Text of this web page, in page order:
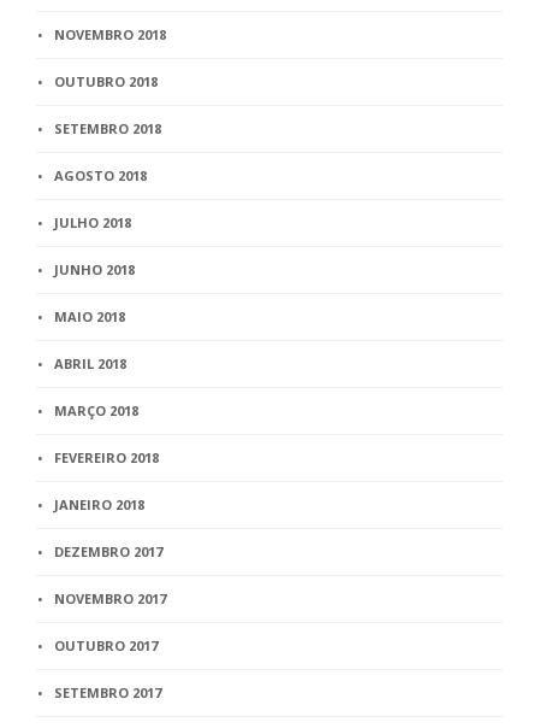
NOVEMBRO 2018
OUTUBRO 2018
SETEMBRO 2018
AGOSTO 2018
JULHO 2018
JUNHO 2018
MAIO 2018
ABRIL 2018
MARÇO 2018
FEVEREIRO 2018
JANEIRO 2018
DEZEMBRO 2017
NOVEMBRO 2017
OUTUBRO 2017
SETEMBRO 2017